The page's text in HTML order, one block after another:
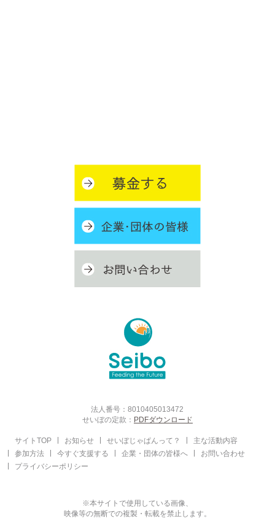
法人番号：8010405013472
せいぼの定款： PDFダウンロード
サイトTOP お知らせ せいぼじゃぱんって？
主な活動内容
参加方法
今すぐ支援する 企業・団体の皆様へ
お問い合わせ
プライバシーポリシー
※本サイトで使用している画像、
映像等の無断での複製・転載を禁止します。